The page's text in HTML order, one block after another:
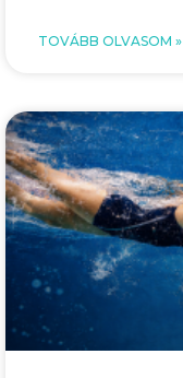
TOVÁBB OLVASOM »